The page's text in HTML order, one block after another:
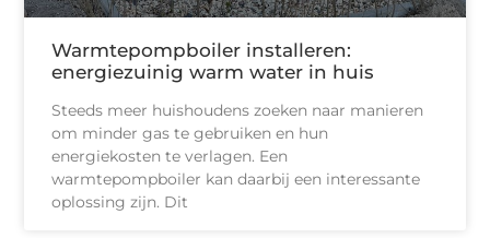
Warmtepompboiler installeren:
energiezuinig warm water in huis
Steeds meer huishoudens zoeken naar manieren
om minder gas te gebruiken en hun
energiekosten te verlagen. Een
warmtepompboiler kan daarbij een interessante
oplossing zijn. Dit